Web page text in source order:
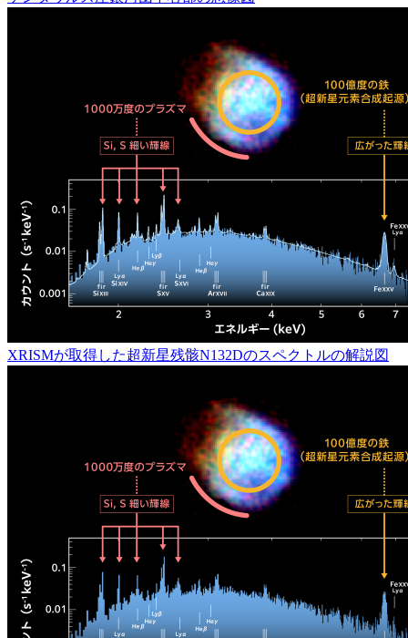
XRISMが取得した超新星残骸N132Dのスペクトルの解説図